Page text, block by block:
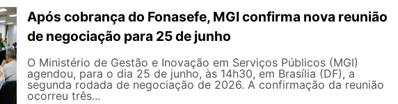
Após cobrança do Fonasefe, MGI confirma nova reunião
de negociação para 25 de junho
O Ministério de Gestão e Inovação em Serviços Públicos (MGI)
agendou, para o dia 25 de junho, às 14h30, em Brasília (DF), a
segunda rodada de negociação de 2026. A confirmação da reunião
ocorreu três...